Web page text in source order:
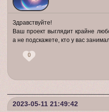
Здравствуйте!
Ваш проект выглядит крайне
а не подскажете, кто у вас
0
2023-05-11 21:49:42